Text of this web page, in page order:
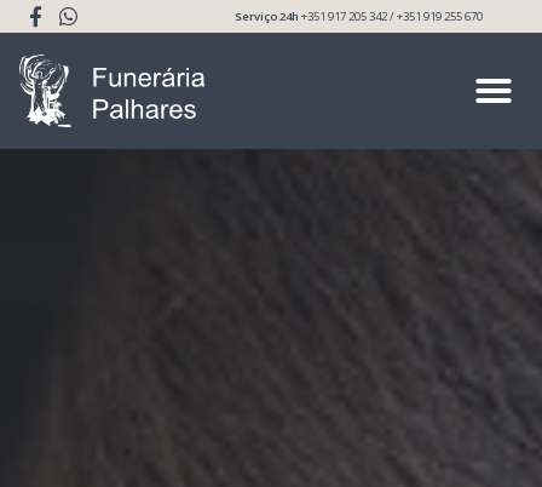
Serviço 24h+351 917 205 342 / +351 919 255 670